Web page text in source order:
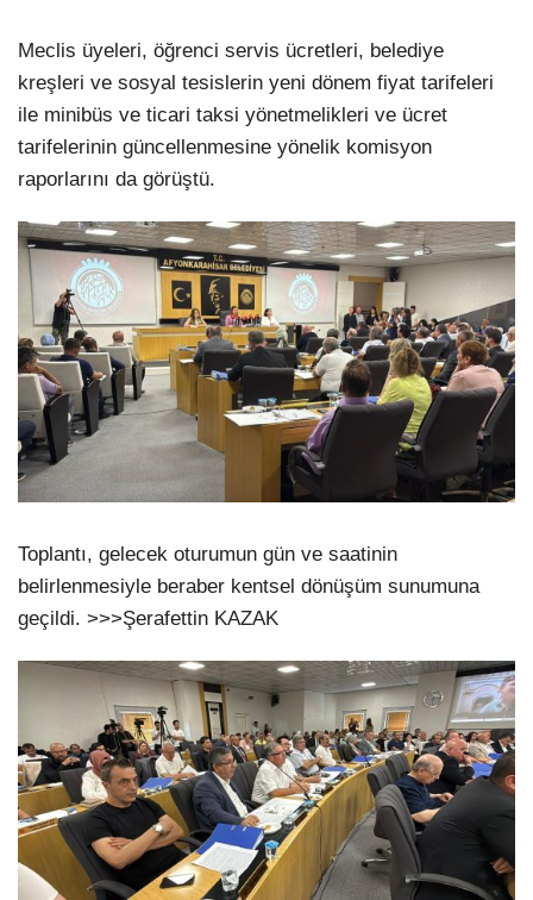
Meclis üyeleri, öğrenci servis ücretleri, belediye
kreşleri ve sosyal tesislerin yeni dönem fiyat tarifeleri
ile minibüs ve ticari taksi yönetmelikleri ve ücret
tarifelerinin güncellenmesine yönelik komisyon
raporlarını da görüştü.
Toplantı, gelecek oturumun gün ve saatinin
belirlenmesiyle beraber kentsel dönüşüm sunumuna
geçildi. >>>Şerafettin KAZAK